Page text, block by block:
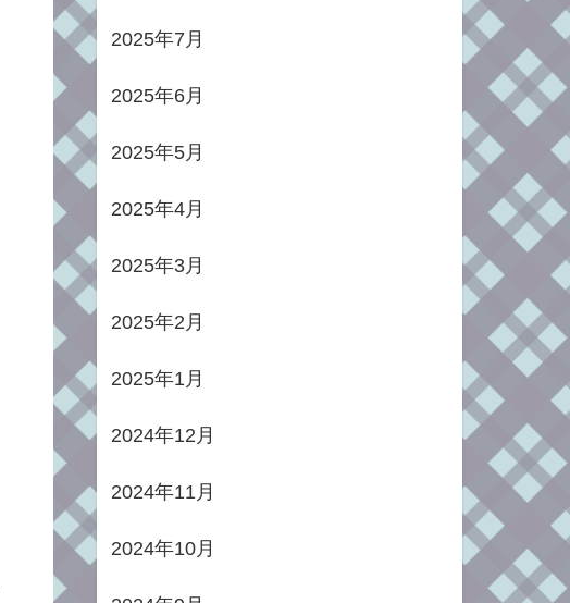
2025年7月
2025年6月
2025年5月
2025年4月
2025年3月
2025年2月
2025年1月
2024年12月
2024年11月
2024年10月